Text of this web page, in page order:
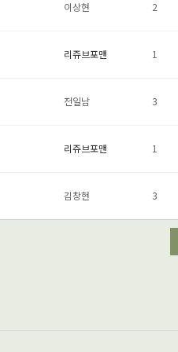
이상현 2
리쥬브포맨 1
전일남 3
리쥬브포맨 1
김창현 3